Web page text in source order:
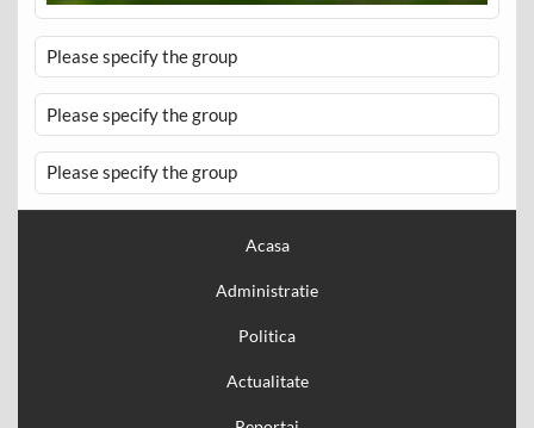
Please specify the group
Please specify the group
Please specify the group
Acasa
Administratie
Politica
Actualitate